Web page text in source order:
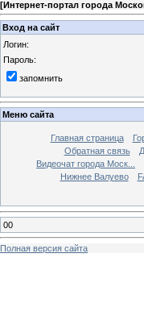
[Интернет-портал города
Вход на сайт
Логин:
Пароль:
запомнить
Меню сайта
Главная страница
Обратная связь
Видеочат города Моск...
Нижнее Валуево
00
Полная версия сайта